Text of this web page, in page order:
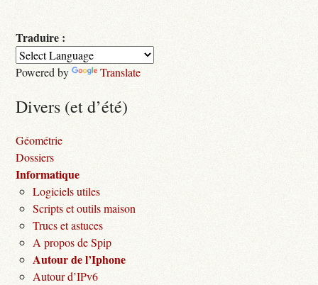
Traduire :
Powered by Translate
Divers (et d’été)
Géométrie
Dossiers
Informatique
Logiciels utiles
Scripts et outils maison
Trucs et astuces
A propos de Spip
Autour de l’Iphone
Autour d’IPv6